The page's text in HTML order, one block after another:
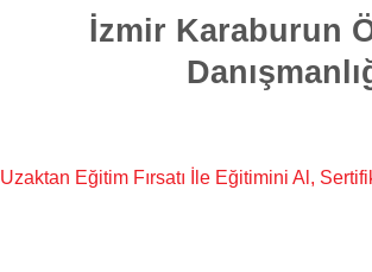
İzmir Karaburun
Uzaktan Eğitim Fırsatı İle Eğitimini Al,